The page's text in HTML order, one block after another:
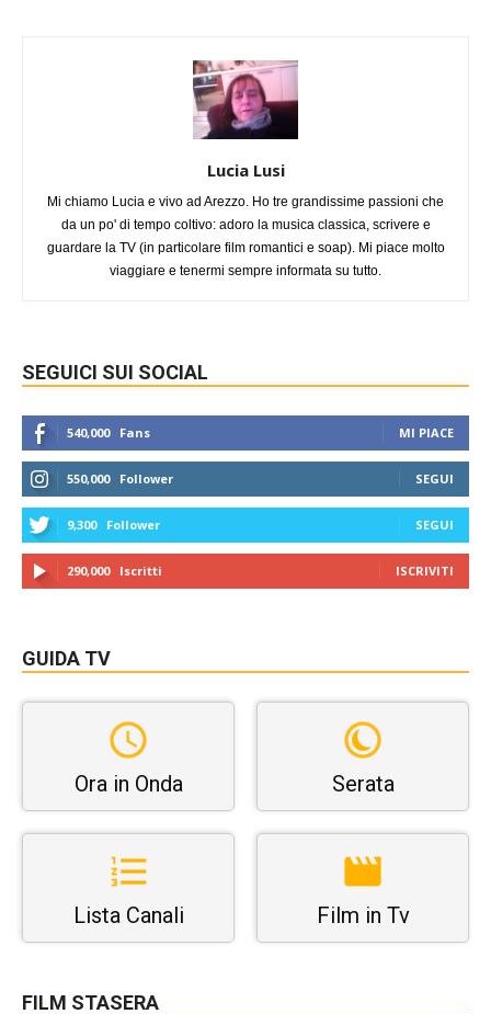
Lucia Lusi
Mi chiamo Lucia e vivo ad Arezzo. Ho tre grandissime passioni che
da un po' di tempo coltivo: adoro la musica classica, scrivere e
guardare la TV (in particolare film romantici e soap). Mi piace molto
viaggiare e tenermi sempre informata su tutto.
SEGUICI SUI SOCIAL
540,000 Fans MI PIACE
550,000 Follower SEGUI
9,300 Follower SEGUI
290,000 Iscritti ISCRIVITI
GUIDA TV
Ora in Onda Serata
Lista Canali Film in Tv
FILM STASERA